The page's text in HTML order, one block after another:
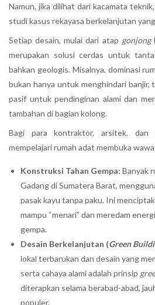
Namun, jika dilihat dari kacamata
studi kasus rekayasa berkelanjutan
Setiap desain, mulai dari atap gonjong
merupakan solusi cerdas untuk
bahkan geologis. Misalnya, dominasi
bukan hanya untuk menghindari
pasif untuk pendinginan alami dan
tambahan di bagian kolong.
Bagi para kontraktor, arsitek,
mempelajari rumah adat membuka
Konstruksi Tahan Gempa: Banyak
Gadang di Sumatera Barat,
pasak kayu tanpa paku. Ini
mampu “menari” dan meredam
gempa.
Desain Berkelanjutan (Green
lokal terbarukan dan desain yang
serta cahaya alami adalah prinsip
diterapkan selama berabad-abad,
populer.